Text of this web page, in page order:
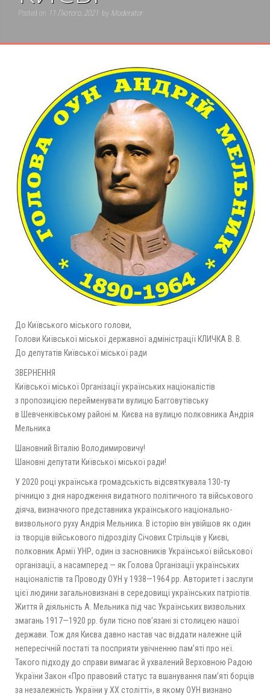
Posted on 11 Лютого, 2021 by Moderator
До Київського міського голови,
Голови Київської міської державної адміністрації КЛИЧКА В. В.
До депутатів Київської міської ради
ЗВЕРНЕННЯ
Київської міської Організації українських націоналістів
з пропозицією перейменувати вулицю Багговутівську
в Шевченківському районі м. Києва на вулицю полковника Андрія
Мельника
Шановний Віталію Володимировичу!
Шановні депутати Київської міської ради!
У 2020 році українська громадськість відсвяткувала 130-ту
річницю з дня народження видатного політичного та військового
діяча, визначного представника українського національно-
визвольного руху Андрія Мельника. В історію він увійшов як один
із творців військового підрозділу Січових Стрільців у Києві,
полковник Армії УНР, один із засновників Української військової
організації, а насамперед — як Голова Організації українських
націоналістів та Проводу ОУН у 1938—1964 рр. Авторитет і заслуги
цієї людини загальновизнані в середовищі українських патріотів.
Життя й діяльність А. Мельника під час Українських визвольних
змагань 1917—1920 рр. були тісно пов’язані зі столицею нашої
держави. Тож для Києва давно настав час віддати належне цій
непересічній постаті та посприяти увічненню пам’яті про неї.
Такого підходу до справи вимагає й ухвалений Верховною Радою
України Закон «Про правовий статус та вшанування пам’яті борців
за незалежність України у XX столітті», в якому ОУН визнано